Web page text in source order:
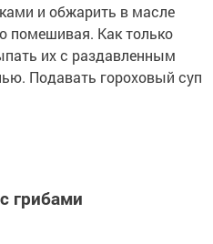
и обжарить в масле
помешивая. Как только
их с раздавленным
Подавать гороховый суп
грибами